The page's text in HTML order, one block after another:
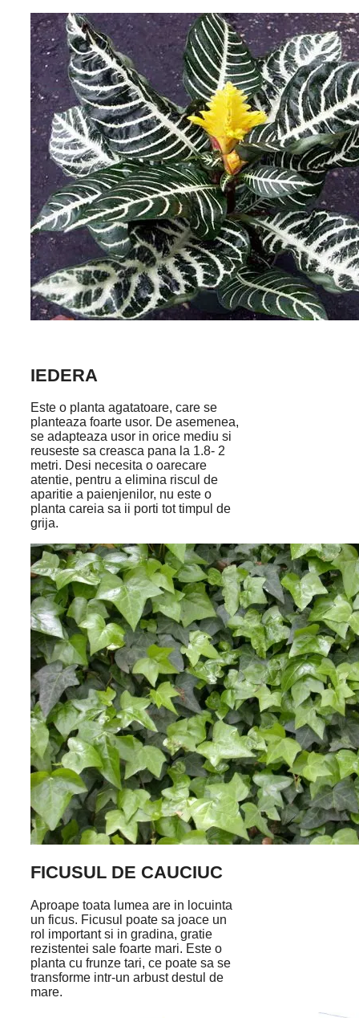
IEDERA
Este o planta agatatoare, care se
planteaza foarte usor. De asemenea,
se adapteaza usor in orice mediu si
reuseste sa creasca pana la 1.8- 2
metri. Desi necesita o oarecare
atentie, pentru a elimina riscul de
aparitie a paienjenilor, nu este o
planta careia sa ii porti tot timpul de
grija.
FICUSUL DE CAUCIUC
Aproape toata lumea are in locuinta
un ficus. Ficusul poate sa joace un
rol important si in gradina, gratie
rezistentei sale foarte mari. Este o
planta cu frunze tari, ce poate sa se
transforme intr-un arbust destul de
mare.